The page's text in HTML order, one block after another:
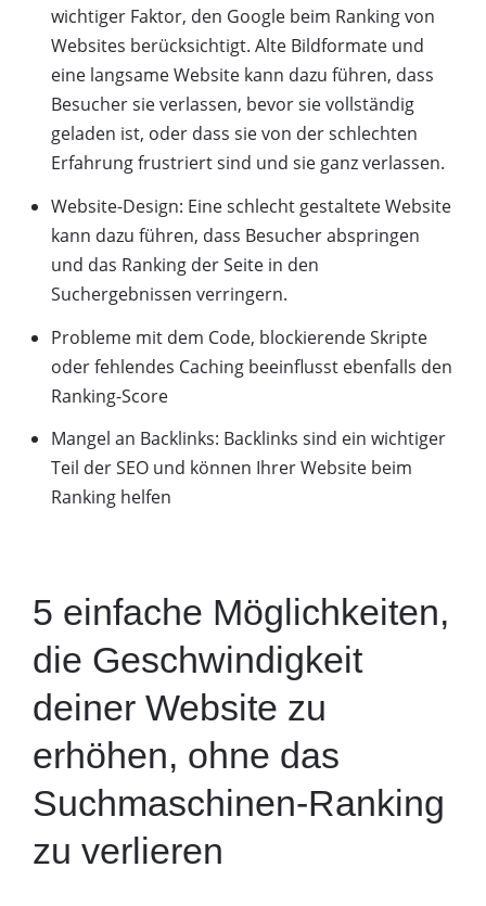
wichtiger Faktor, den Google beim Ranking von
Websites berücksichtigt. Alte Bildformate und
eine langsame Website kann dazu führen, dass
Besucher sie verlassen, bevor sie vollständig
geladen ist, oder dass sie von der schlechten
Erfahrung frustriert sind und sie ganz verlassen.
Website-Design: Eine schlecht gestaltete Website
kann dazu führen, dass Besucher abspringen
und das Ranking der Seite in den
Suchergebnissen verringern.
Probleme mit dem Code, blockierende Skripte
oder fehlendes Caching beeinflusst ebenfalls den
Ranking-Score
Mangel an Backlinks: Backlinks sind ein wichtiger
Teil der SEO und können Ihrer Website beim
Ranking helfen
5 einfache Möglichkeiten,
die Geschwindigkeit
deiner Website zu
erhöhen, ohne das
Suchmaschinen-Ranking
zu verlieren